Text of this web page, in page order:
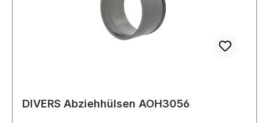
DIVERS Abziehhülsen AOH3056